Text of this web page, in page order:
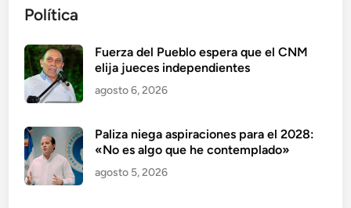
Política
Fuerza del Pueblo espera que el CNM
elija jueces independientes
agosto 6, 2026
Paliza niega aspiraciones para el 2028:
«No es algo que he contemplado»
agosto 5, 2026